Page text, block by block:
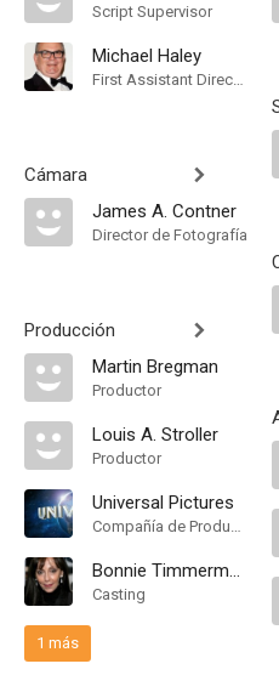
Script Supervisor
Michael Haley
First Assistant Director
Cámara
James A. Contner
Director de Fotografía
Producción
Martin Bregman
Productor
Louis A. Stroller
Productor
Universal Pictures
Compañía de Produccion
Bonnie Timmermann
Casting
1 más